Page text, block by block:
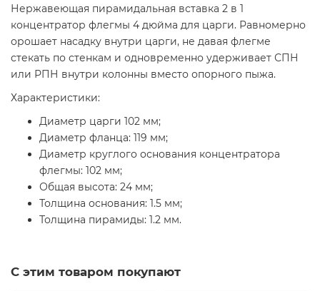
Нержавеющая пирамидальная вставка 2 в 1
концентратор флегмы 4 дюйма для царги. Равномерно
орошает насадку внутри царги, не давая флегме
стекать по стенкам и одновременно удерживает СПН
или РПН внутри колонны вместо опорного пыжа.
Характеристики:
Диаметр царги 102 мм;
Диаметр фланца: 119 мм;
Диаметр круглого основания концентратора
флегмы: 102 мм;
Общая высота: 24 мм;
Толщина основания: 1.5 мм;
Толщина пирамиды: 1.2 мм.
С этим товаром покупают